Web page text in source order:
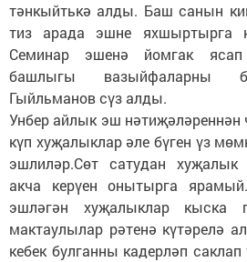
тәнкыйтькә алды. Баш санын
тиз арада эшне яхшыртырга
Семинар эшенә йомгак
башлыгы вазыйфаларны
Гыйльманов сүз алды.
Унбер айлык эш нәтиҗәләреннән
күп хуҗалыклар әле бүген үз
эшлиләр.Сөт сатудан хуҗалык
акча керүен онытырга
эшләгән хуҗалыклар кыска
мактаулылар рәтенә күтәрелә
кебек булганны кадерләп